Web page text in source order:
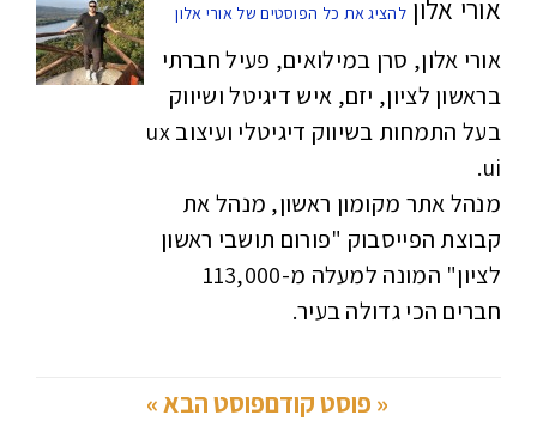
אורי אלון להציג את כל הפוסטים של אורי אלון
אורי אלון, סרן במילואים, פעיל חברתי
בראשון לציון, יזם, איש דיגיטל ושיווק
בעל התמחות בשיווק דיגיטלי ועיצוב ux
ui.
מנהל אתר מקומון ראשון, מנהל את
קבוצת הפייסבוק "פורום תושבי ראשון
לציון" המונה למעלה מ-113,000
חברים הכי גדולה בעיר.
« פוסט קודםפוסט הבא »